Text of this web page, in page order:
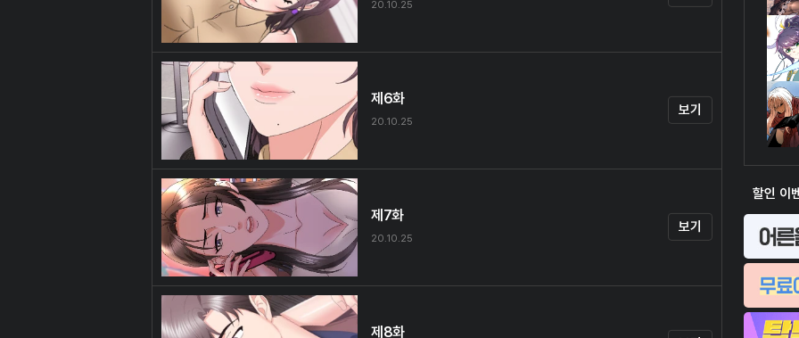
할인 이
20.10.25
제6화
20.10.25
보기
제7화
20.10.25
보기
제8화